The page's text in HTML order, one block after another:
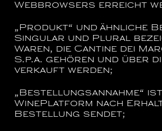
Webbrowsers erreicht
„Produkt“ und ähnliche
Singular und Plural
Waren, die Cantine dei
S.p.a. gehören und über
verkauft werden;
„Bestellungsannahme“ ist
WinePlatform nach
Bestellung sendet;